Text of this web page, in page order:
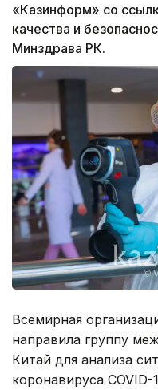
«Казинформ» со
качества и
Минздрава РК.
Всемирная
направила группу
Китай для анализа
коронавируса